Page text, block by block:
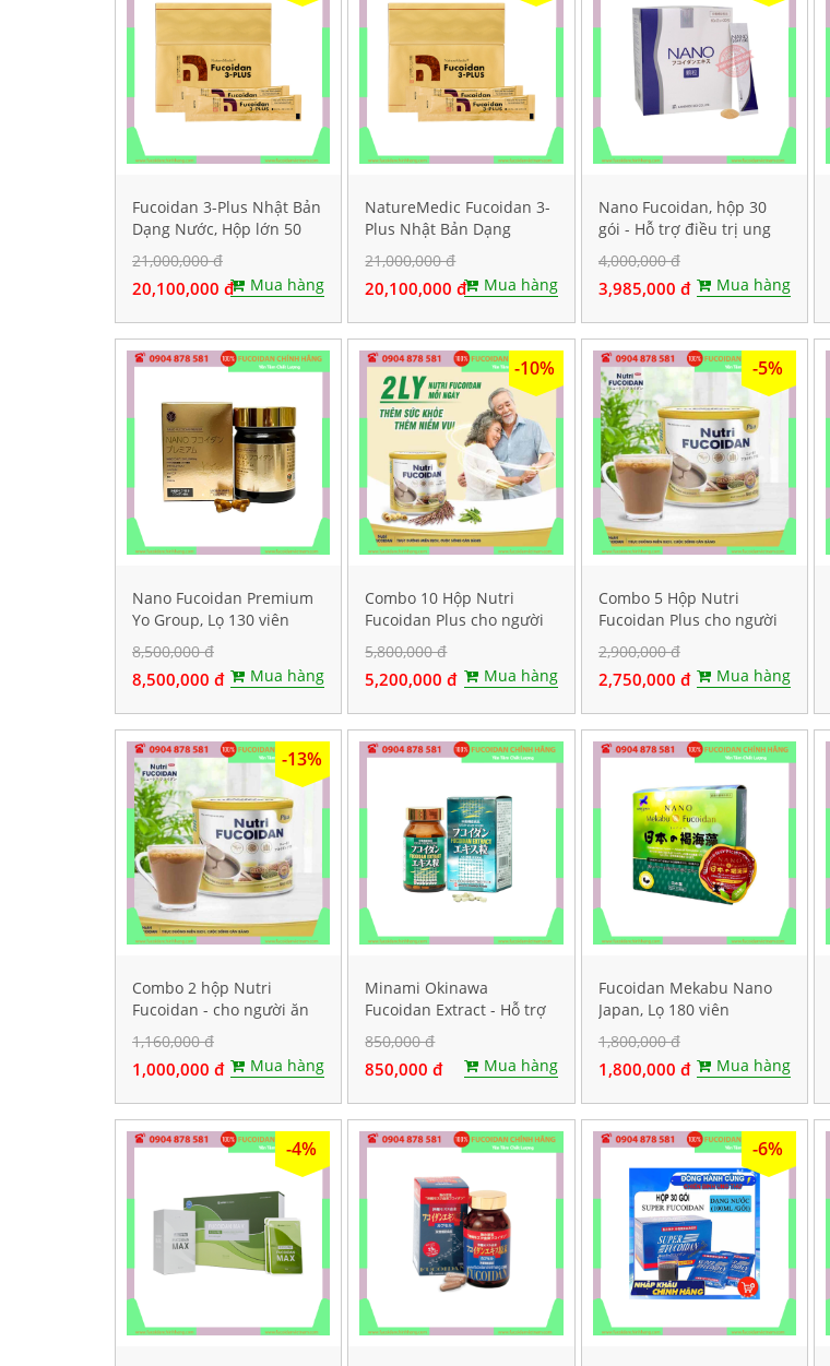
Fucoidan 3-Plus Nhật Bản
Dạng Nước, Hộp lớn 50
gói
21,000,000 đ
20,100,000 đ Mua hàng
NatureMedic Fucoidan 3-
Plus Nhật Bản Dạng
Nước, Hộp lớn 50 gói
21,000,000 đ
20,100,000 đ Mua hàng
Nano Fucoidan, hộp 30
gói - Hỗ trợ điều trị ung
thư
4,000,000 đ
3,985,000 đ Mua hàng
Nano Fucoidan Premium
Yo Group, Lọ 130 viên
8,500,000 đ
8,500,000 đ Mua hàng
-10%
Combo 10 Hộp Nutri
Fucoidan Plus cho người
ăn kiêng, Mỗi hộp 500g
5,800,000 đ
5,200,000 đ Mua hàng
-5%
Combo 5 Hộp Nutri
Fucoidan Plus cho người
ăn kiêng, Mỗi hộp 500g
2,900,000 đ
2,750,000 đ Mua hàng
-13%
Combo 2 hộp Nutri
Fucoidan - cho người ăn
kiêng, ăn chay
1,160,000 đ
1,000,000 đ Mua hàng
Minami Okinawa
Fucoidan Extract - Hỗ trợ
điều trị ung thư, Lọ 240
viên
850,000 đ
850,000 đ Mua hàng
Fucoidan Mekabu Nano
Japan, Lọ 180 viên
1,800,000 đ
1,800,000 đ Mua hàng
-4% -6%